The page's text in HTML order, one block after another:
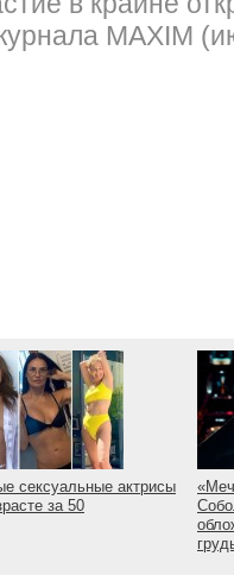
MAXIM
сексуальные актрисы
за 50